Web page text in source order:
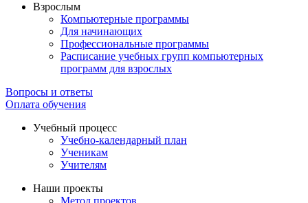
Взрослым
Компьютерные программы
Для начинающих
Профессиональные программы
Расписание учебных групп компьютерных
программ для взрослых
Вопросы и ответы
Оплата обучения
Учебный процесс
Учебно-календарный план
Ученикам
Учителям
Наши проекты